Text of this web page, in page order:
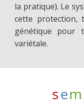
la pratique). Le
cette protection,
génétique pour
variétale.
sem